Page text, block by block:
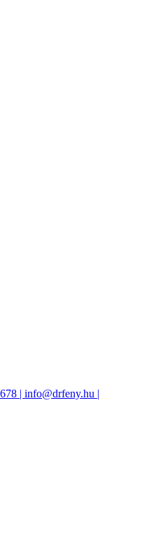
| info@drfeny.hu |